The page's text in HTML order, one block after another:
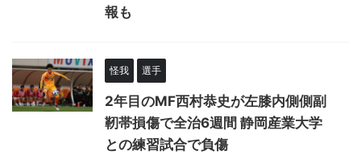
報も
怪我 選手
2年目のMF西村恭史が左膝内側側副
靭帯損傷で全治6週間 静岡産業大学
との練習試合で負傷